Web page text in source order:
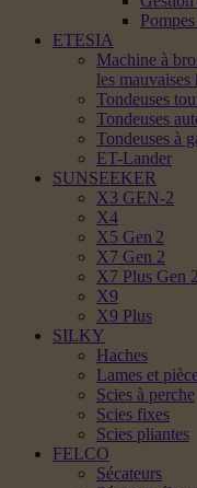
ETESIA
Machine à
les mauvaises
Tondeuses
Tondeuses
Tondeuses à
ET-Lander
SUNSEEKER
X3 GEN-2
X4
X5 Gen 2
X7 Gen 2
X7 Plus Gen 2
X9
X9 Plus
SILKY
Haches
Lames et
Scies à perche
Scies fixes
Scies pliantes
FELCO
Sécateurs